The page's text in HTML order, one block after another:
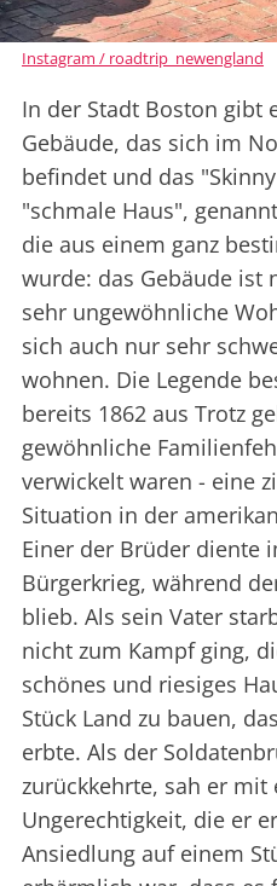
Instagram / roadtrip_newengland
In der Stadt Boston gibt
Gebäude, das sich im
befindet und das
"schmale Haus",
die aus einem ganz
wurde: das Gebäude ist
sehr ungewöhnliche
sich auch nur sehr
wohnen. Die Legende
bereits 1862 aus Trotz
gewöhnliche
verwickelt waren - eine
Situation in der
Einer der Brüder diente
Bürgerkrieg, während
blieb. Als sein Vater
nicht zum Kampf ging,
schönes und riesiges
Stück Land zu bauen,
erbte. Als der
zurückkehrte, sah er mit
Ungerechtigkeit, die er
Ansiedlung auf einem